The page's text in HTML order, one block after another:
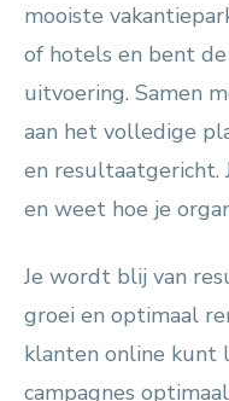
mooiste
of hotels en bent
uitvoering. Samen
aan het volledige
en resultaatgericht.
en weet hoe je
Je wordt blij van
groei en optimaal
klanten online kunt
campagnes